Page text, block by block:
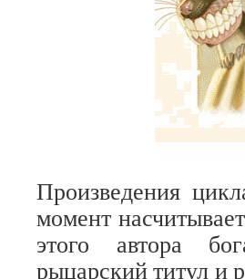
Произведения
момент
этого автора
рыцарский титул и